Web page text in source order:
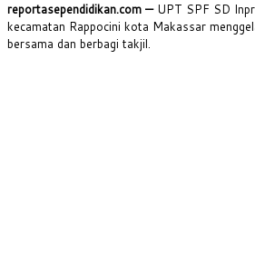
reportasependidikan.com — UPT SPF SD
kecamatan Rappocini kota Makassar
bersama dan berbagi takjil.